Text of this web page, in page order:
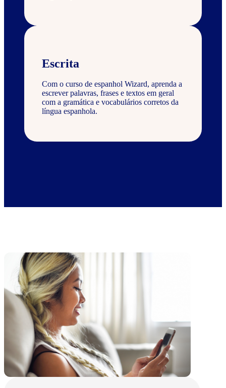
Escrita
Com o curso de espanhol Wizard, aprenda a
escrever palavras, frases e textos em geral
com a gramática e vocabulários corretos da
língua espanhola.